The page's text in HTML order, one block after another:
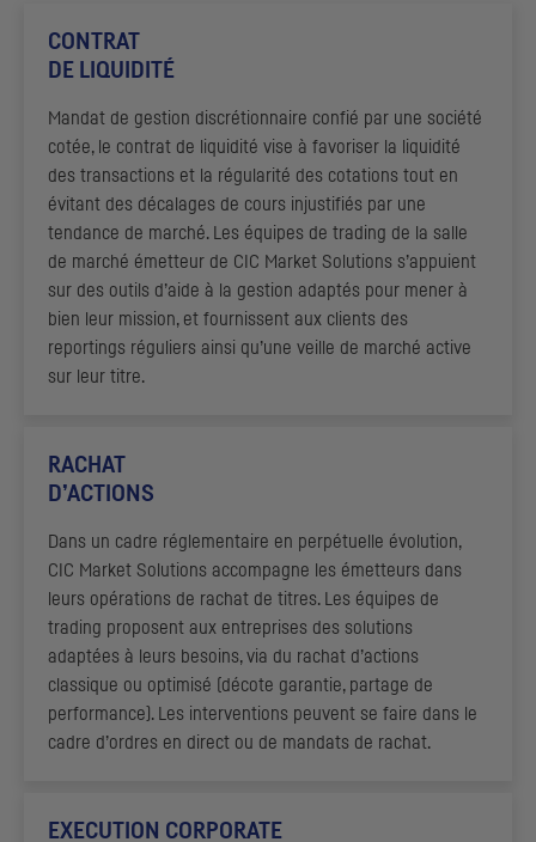
CONTRAT
DE LIQUIDITÉ
Mandat de gestion discrétionnaire confié par une société
cotée, le contrat de liquidité vise à favoriser la liquidité
des transactions et la régularité des cotations tout en
évitant des décalages de cours injustifiés par une
tendance de marché. Les équipes de trading de la salle
de marché émetteur de CIC Market Solutions s’appuient
sur des outils d’aide à la gestion adaptés pour mener à
bien leur mission, et fournissent aux clients des
reportings réguliers ainsi qu’une veille de marché active
sur leur titre.
RACHAT
D’ACTIONS
Dans un cadre réglementaire en perpétuelle évolution,
CIC Market Solutions accompagne les émetteurs dans
leurs opérations de rachat de titres. Les équipes de
trading proposent aux entreprises des solutions
adaptées à leurs besoins, via du rachat d’actions
classique ou optimisé (décote garantie, partage de
performance). Les interventions peuvent se faire dans le
cadre d’ordres en direct ou de mandats de rachat.
EXECUTION CORPORATE